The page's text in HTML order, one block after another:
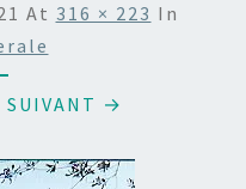
At 316 × 223 In
SUIVANT →